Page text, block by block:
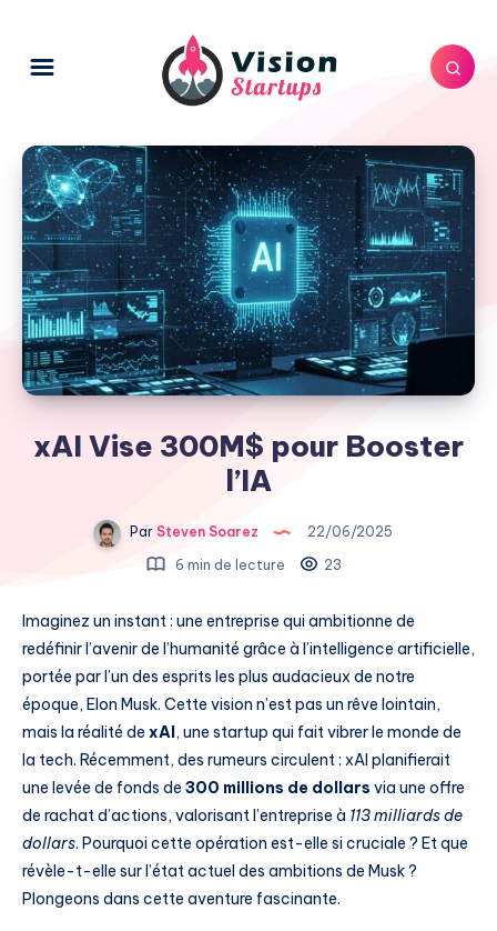
xAI Vise 300M$ pour Booster
l’IA
Par Steven Soarez
22/06/2025
6 min de lecture
23
Imaginez un instant : une entreprise qui ambitionne de
redéfinir l’avenir de l’humanité grâce à l’intelligence artificielle,
portée par l’un des esprits les plus audacieux de notre
époque, Elon Musk. Cette vision n’est pas un rêve lointain,
mais la réalité de xAI, une startup qui fait vibrer le monde de
la tech. Récemment, des rumeurs circulent : xAI planifierait
une levée de fonds de 300 millions de dollars via une offre
de rachat d’actions, valorisant l’entreprise à 113 milliards de
dollars. Pourquoi cette opération est-elle si cruciale ? Et que
révèle-t-elle sur l’état actuel des ambitions de Musk ?
Plongeons dans cette aventure fascinante.